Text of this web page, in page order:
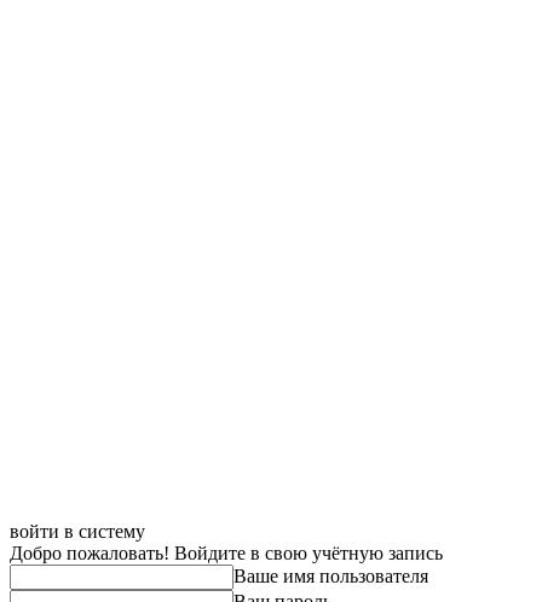
войти в систему
Добро пожаловать! Войдите в свою учётную запись
Ваше имя пользователя